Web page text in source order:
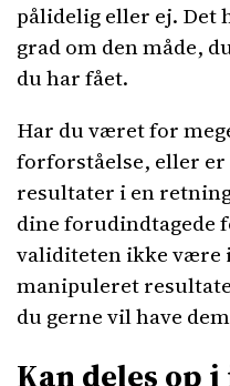
pålidelig eller ej. Det
grad om den måde,
du har fået.
Har du været for
forforståelse, eller er
resultater i en
dine forudindtagede
validiteten ikke være
manipuleret
du gerne vil have
Kan deles op